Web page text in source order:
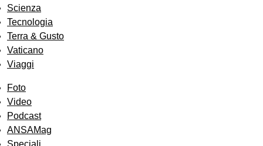
Scienza
Tecnologia
Terra & Gusto
Vaticano
Viaggi
Foto
Video
Podcast
ANSAMag